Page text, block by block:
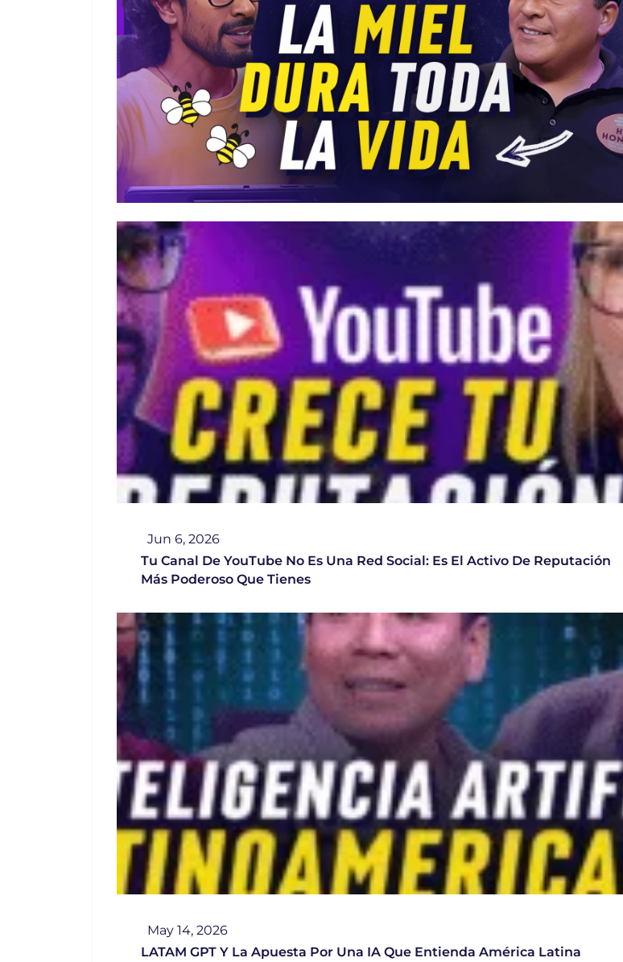
Jun 6, 2026
Tu Canal De YouTube No Es Una Red Social: Es El Activo De Reputación
Más Poderoso Que Tienes
May 14, 2026
LATAM GPT Y La Apuesta Por Una IA Que Entienda América Latina